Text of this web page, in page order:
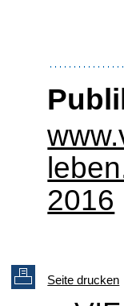
2016
Seite drucken